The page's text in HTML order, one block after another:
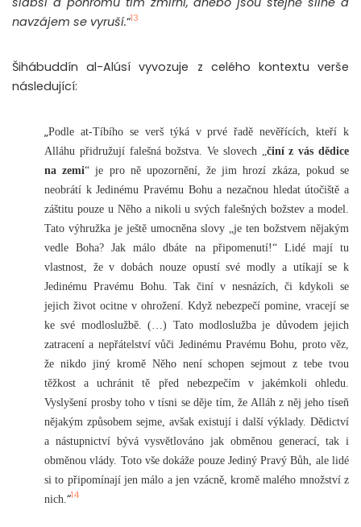
navzájem se vyruší.“13
Šihábuddín al-Alúsí vyvozuje z celého kontextu verše
následující:
„Podle at-Tíbího se verš týká v prvé řadě nevěřících, kteří k
Alláhu přidružují falešná božstva. Ve slovech „ činí z vás dědice
na zemi“ je pro ně upozornění, že jim hrozí zkáza, pokud se
neobrátí k Jedinému Pravému Bohu a nezačnou hledat útočiště a
záštitu pouze u Něho a nikoli u svých falešných božstev a model.
Tato výhružka je ještě umocněna slovy „je ten božstvem nějakým
vedle Boha? Jak málo dbáte na připomenutí!“ Lidé mají tu
vlastnost, že v dobách nouze opustí své modly a utíkají se k
Jedinému Pravému Bohu. Tak činí v nesnázích, či kdykoli se
jejich život ocitne v ohrožení. Když nebezpečí pomine, vracejí se
ke své modloslužbě. (…) Tato modloslužba je důvodem jejich
zatracení a nepřátelství vůči Jedinému Pravému Bohu, proto věz,
že nikdo jiný kromě Něho není schopen sejmout z tebe tvou
těžkost a uchránit tě před nebezpečím v jakémkoli ohledu.
Vyslyšení prosby toho v tísni se děje tím, že Alláh z něj jeho tíseň
nějakým způsobem sejme, avšak existují i další výklady. Dědictví
a nástupnictví bývá vysvětlováno jak obměnou generací, tak i
obměnou vlády. Toto vše dokáže pouze Jediný Pravý Bůh, ale lidé
si to připomínají jen málo a jen vzácně, kromě malého množství z
nich. “14